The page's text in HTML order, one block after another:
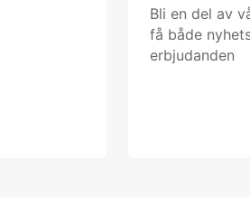
Bli en del av
få både
erbjudanden